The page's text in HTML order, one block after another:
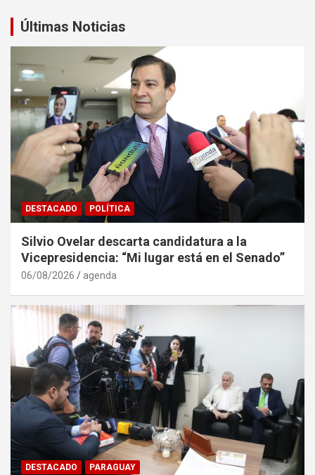
Últimas Noticias
DESTACADO POLÍTICA
Silvio Ovelar descarta candidatura a la
Vicepresidencia: “Mi lugar está en el Senado”
06/08/2026 agenda
DESTACADO PARAGUAY